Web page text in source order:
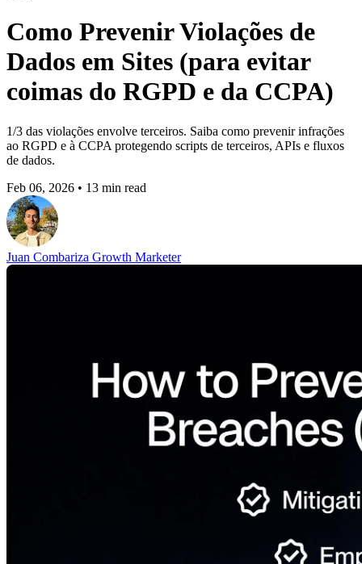
Como Prevenir Violações de
Dados em Sites (para evitar
coimas do RGPD e da CCPA)
1/3 das violações envolve terceiros. Saiba como prevenir infrações
ao RGPD e à CCPA protegendo scripts de terceiros, APIs e fluxos
de dados.
Feb 06, 2026 • 13 min read
Juan Combariza Growth Marketer